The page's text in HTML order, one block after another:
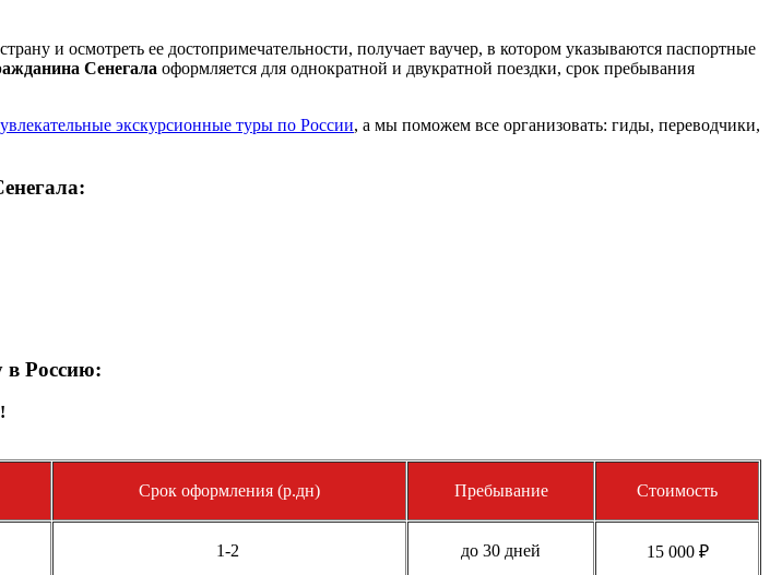
и осмотреть ее достопримечательности, получает ваучер, в котором указываются паспортные
Сенегала оформляется для однократной и двукратной поездки, срок пребывания
увлекательные экскурсионные туры по России, а мы поможем все организовать: гиды, переводчики,
в Россию:
Срок оформления (р.дн) Пребывание Стоимость
1-2 до 30 дней 15 000 ₽